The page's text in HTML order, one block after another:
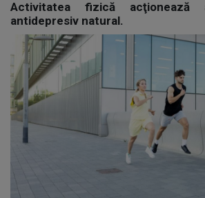
Activitatea fizică acţionează
antidepresiv natural.